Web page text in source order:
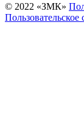
© 2022 «‎ЗМК»‎
Пользовательское